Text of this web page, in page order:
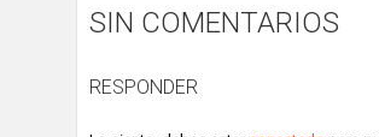
SIN COMENTARIOS
RESPONDER